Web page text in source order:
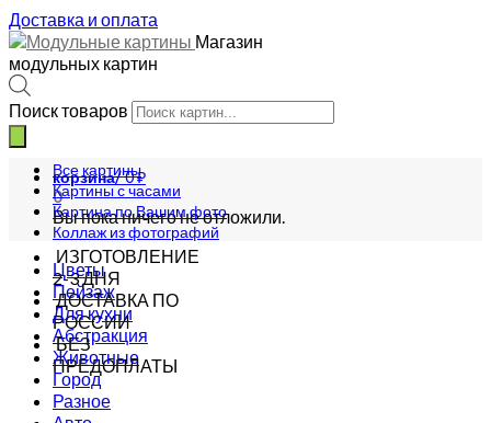
Доставка и оплата
Магазин
модульных картин
Поиск товаров
корзина/0₽
0
Вы пока ничего не отложили.
ИЗГОТОВЛЕНИЕ
2-3 ДНЯ
ДОСТАВКА ПО
РОССИИ
БЕЗ
ПРЕДОПЛАТЫ
Все картины
Картины с часами
Картина по Вашим фото
Коллаж из фотографий
Цветы
Пейзаж
Для кухни
Абстракция
Животные
Город
Разное